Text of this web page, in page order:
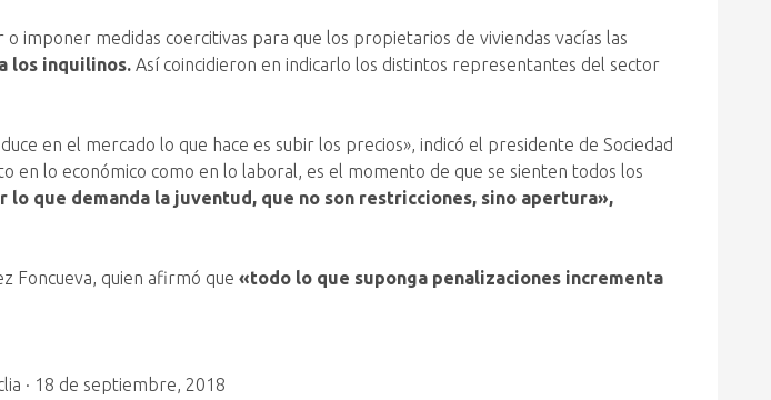
imponer medidas coercitivas para que los propietarios de viviendas vacías las
los inquilinos. Así coincidieron en indicarlo los distintos representantes del sector
en el mercado lo que hace es subir los precios», indicó el presidente de Sociedad
en lo económico como en lo laboral, es el momento de que se sienten todos los
lo que demanda la juventud, que no son restricciones, sino apertura»,
Foncueva, quien afirmó que «todo lo que suponga penalizaciones incrementa
· 18 de septiembre, 2018